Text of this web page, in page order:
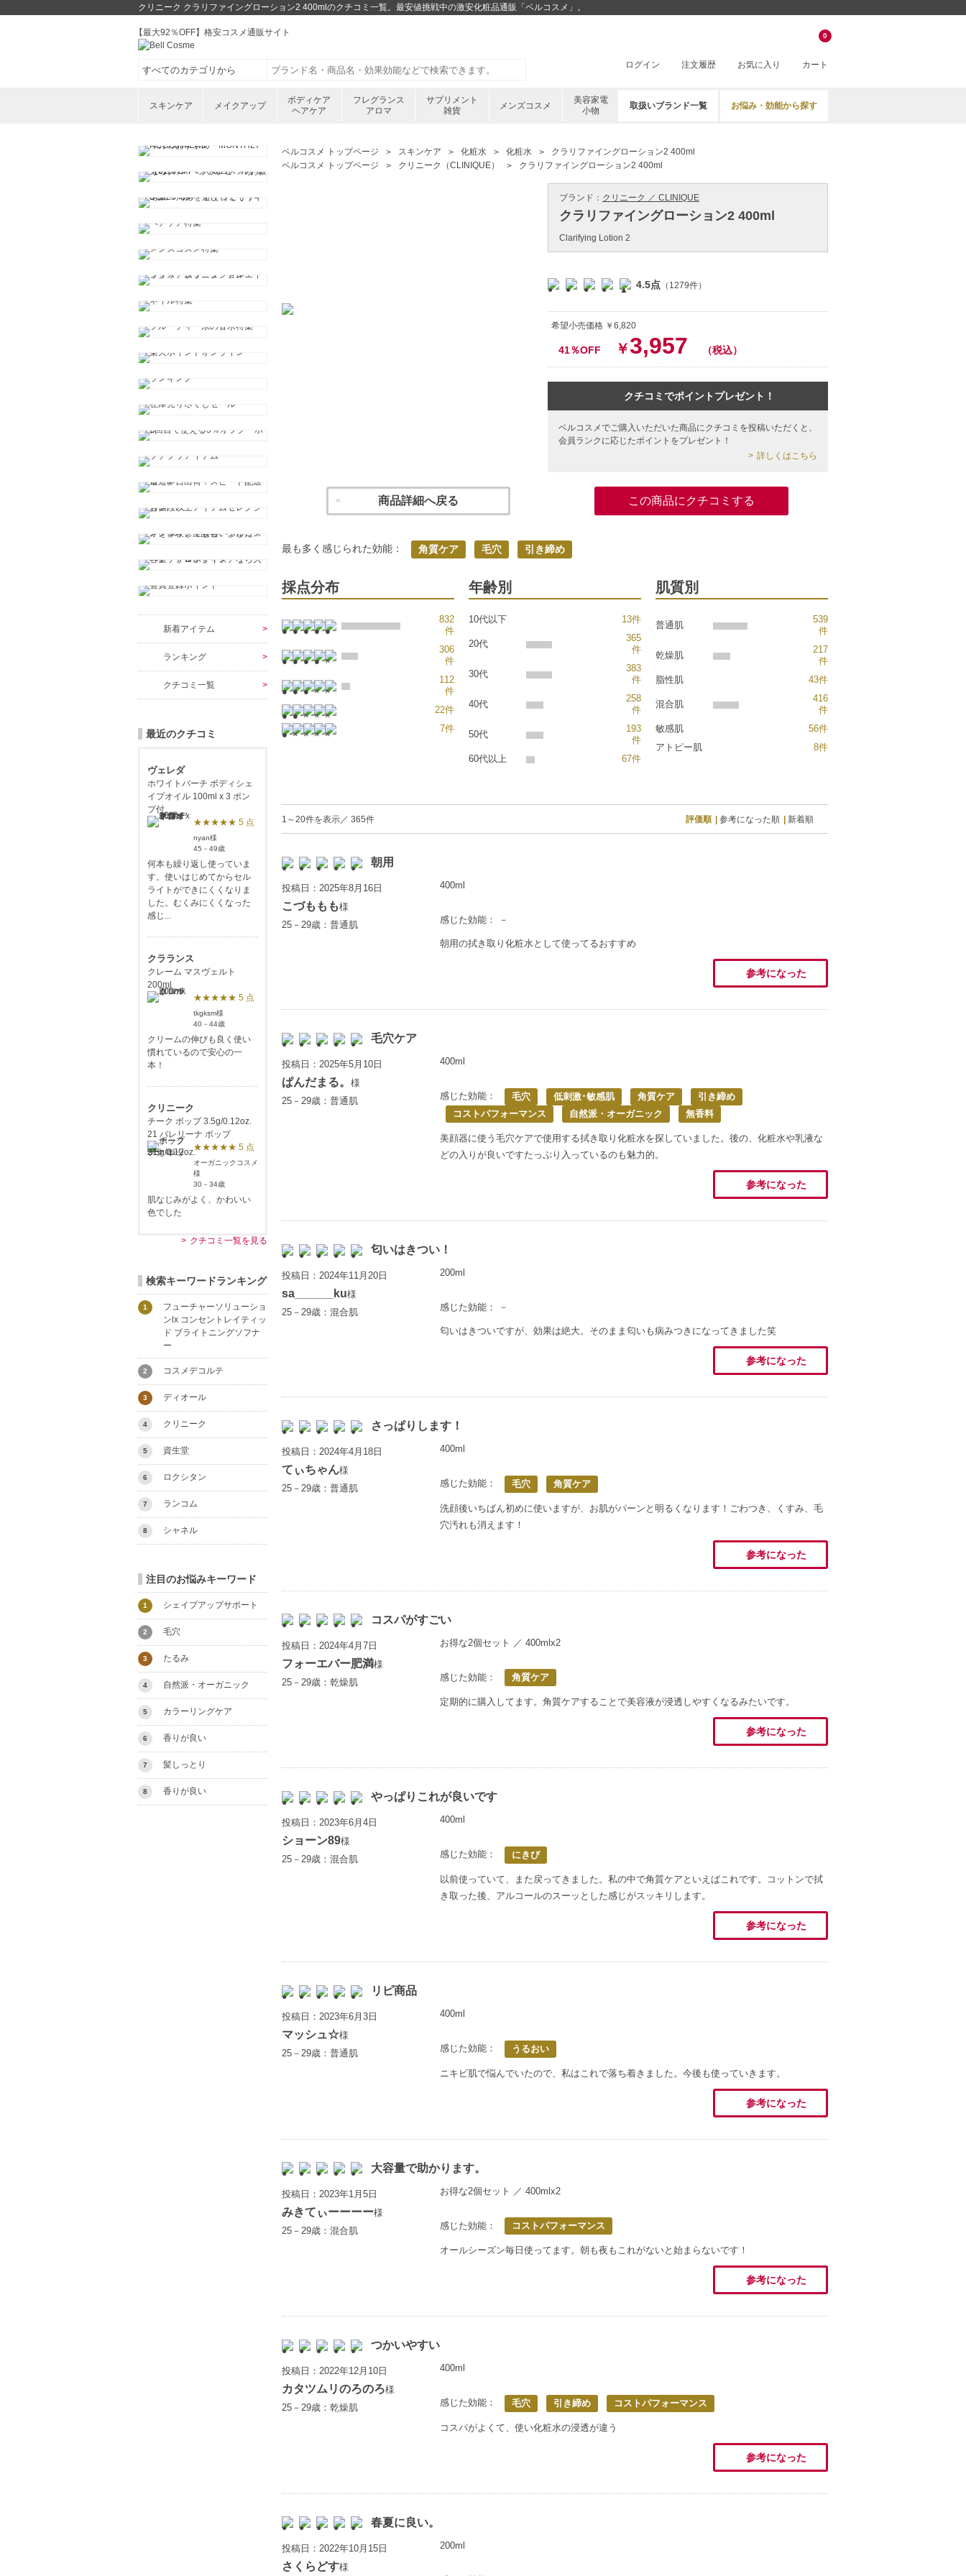
クリニーク クラリファイングローション2 400mlのクチコミ一覧。最安値挑戦中の激安化粧品通販「ベルコスメ」。
【最大92％OFF】格安コスメ通販サイト
ログイン 注文履歴 お気に入り カート
0
スキンケア メイクアップ
ボディケア
ヘアケア
フレグランス
アロマ
サプリメント
雑貨
メンズコスメ
美容家電
小物
取扱いブランド一覧 お悩み・効能から探す
ベルコスメ トップページ スキンケア 化粧水 化粧水
クラリファイングローション2 400ml
ベルコスメ トップページ
クリニーク（CLINIQUE） クラリファイングローション2 400ml
ブランド： クリニーク ／ CLINIQUE
クラリファイングローション2 400ml
Clarifying Lotion 2
4.5点 （1279件）
希望小売価格 ￥6,820
41％OFF ￥3,957 （税込）
クチコミでポイントプレゼント！
ベルコスメでご購入いただいた商品にクチコミを投稿いただくと、
会員ランクに応じたポイントをプレゼント！
詳しくはこちら
商品詳細へ戻る この商品にクチコミする
最も多く感じられた効能： 角質ケア 毛穴 引き締め
採点分布
832
件
306
件
112
件
22件
7件
年齢別
10代以下 13件
20代
365
件
30代
383
件
40代
258
件
50代
193
件
60代以上
67件
肌質別
普通肌
539
件
乾燥肌
217
件
脂性肌
43件
混合肌
416
件
敏感肌
56件
アトピー肌
8件
1～20件を表示／ 365件 評価順 参考になった順 新着順
朝用
投稿日：2025年8月16日
こづももも様
25－29歳：普通肌
400ml
感じた効能： －
朝用の拭き取り化粧水として使ってるおすすめ
参考になった
毛穴ケア
投稿日：2025年5月10日
ぱんだまる。 様
25－29歳：普通肌
400ml
感じた効能： 毛穴 低刺激･敏感肌 角質ケア
引き締め
コストパフォーマンス
自然派・オーガニック 無香料
美顔器に使う毛穴ケアで使用する拭き取り化粧水を探していました。後の、化粧水や乳液な
どの入りが良いですたっぷり入っているのも魅力的。
参考になった
匂いはきつい！
投稿日：2024年11月20日
sa______ku様
25－29歳：混合肌
200ml
感じた効能： －
匂いはきついですが、効果は絶大。そのまま匂いも病みつきになってきました笑
参考になった
さっぱりします！
投稿日：2024年4月18日
てぃちゃん様
25－29歳：普通肌
400ml
感じた効能： 毛穴 角質ケア
洗顔後いちばん初めに使いますが、お肌がパーンと明るくなります！ごわつき、くすみ、毛
穴汚れも消えます！
参考になった
コスパがすごい
投稿日：2024年4月7日
フォーエバー肥満様
25－29歳：乾燥肌
お得な2個セット ／ 400mlx2
感じた効能： 角質ケア
定期的に購入してます。角質ケアすることで美容液が浸透しやすくなるみたいです。
参考になった
やっぱりこれが良いです
投稿日：2023年6月4日
ショーン89様
25－29歳：混合肌
400ml
感じた効能： にきび
以前使っていて、また戻ってきました。私の中で角質ケアといえばこれです。コットンで拭
き取った後、アルコールのスーッとした感じがスッキリします。
参考になった
リピ商品
投稿日：2023年6月3日
マッシュ☆様
25－29歳：普通肌
400ml
感じた効能： うるおい
ニキビ肌で悩んでいたので、私はこれで落ち着きました。今後も使っていきます。
参考になった
大容量で助かります。
投稿日：2023年1月5日
みきてぃーーーー様
25－29歳：混合肌
お得な2個セット ／ 400mlx2
感じた効能： コストパフォーマンス
オールシーズン毎日使ってます。朝も夜もこれがないと始まらないです！
参考になった
つかいやすい
投稿日：2022年12月10日
カタツムリのろのろ様
25－29歳：乾燥肌
400ml
感じた効能： 毛穴 引き締め コストパフォーマンス
コスパがよくて、使い化粧水の浸透が違う
参考になった
春夏に良い。
投稿日：2022年10月15日
さくらどす様
200ml
新着アイテム
ランキング
クチコミ一覧
最近のクチコミ
ヴェレダ
ホワイトバーチ ボディシェ
イプオイル 100ml x 3 ポン
プ付
★★★★★ 5 点
nyan様
45－49歳
何本も繰り返し使っていま
す。使いはじめてからセル
ライトができにくくなりま
した。むくみにくくなった
感じ...
クラランス
クレーム マスヴェルト
200ml
★★★★★ 5 点
tkgksm様
40－44歳
クリームの伸びも良く使い
慣れているので安心の一
本！
クリニーク
チーク ポップ 3.5g/0.12oz.
21 バレリーナ ポップ
★★★★★ 5 点
オーガニックコスメ
様
30－34歳
肌なじみがよく、かわいい
色でした
クチコミ一覧を見る
検索キーワードランキング
1
フューチャーソリューショ
ンlx コンセントレイティッ
ド ブライトニングソフナ
ー
2 コスメデコルテ
3 ディオール
4 クリニーク
5 資生堂
6 ロクシタン
7 ランコム
8 シャネル
注目のお悩みキーワード
1 シェイプアップサポート
2 毛穴
3 たるみ
4 自然派・オーガニック
5 カラーリングケア
6 香りが良い
7 髪しっとり
8 香りが良い